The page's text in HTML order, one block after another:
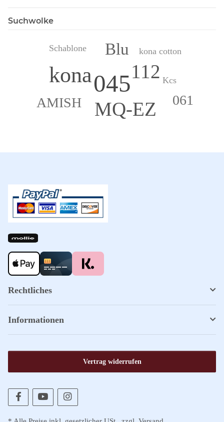
Suchwolke
045
kona
MQ-EZ
112
Blu
AMISH 061
Kcs
Schablone kona cotton
Rechtliches
Informationen
Vertrag widerrufen